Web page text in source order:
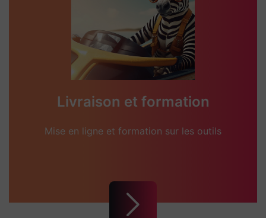
Livraison et formation
Mise en ligne et formation sur les outils